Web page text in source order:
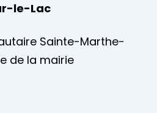
le-Lac
Sainte-Marthe-
de la mairie